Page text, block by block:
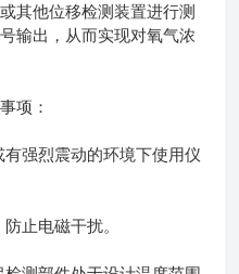
其他位移检测装置进行测
输出，从而实现对氧气浓
项：
强烈震动的环境下使用仪
止电磁干扰。